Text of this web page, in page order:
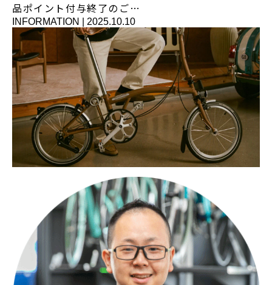
品ポイント付与終了のご…
INFORMATION 2025.10.10